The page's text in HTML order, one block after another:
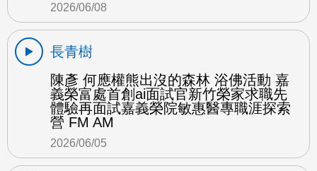
2026/06/08
長青樹
陳彥 何應權熊出沒的森林 浴佛活動 嘉
義榮富處首創ai面試官新竹榮家求職先
體驗再面試嘉義榮院敏惠醫專職涯探索
營 FM AM
2026/06/05